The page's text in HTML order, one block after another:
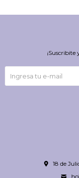
18 de
¡Suscribite